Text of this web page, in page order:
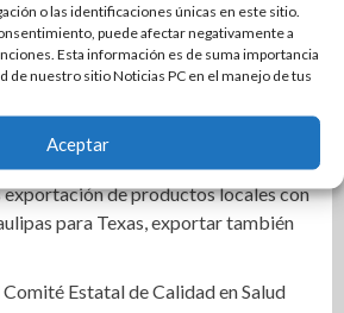
o las identificaciones únicas en este sitio.
puede afectar negativamente a
Esta información es de suma importancia
de nuestro sitio Noticias PC en el manejo de tus
Aceptar
sanas en COMAPA Altamira
Mónica Villarreal transforma la
Tampico
empleo para jóvenes en tres
exportación de productos locales con
para Texas, exportar también
Estatal de Calidad en Salud